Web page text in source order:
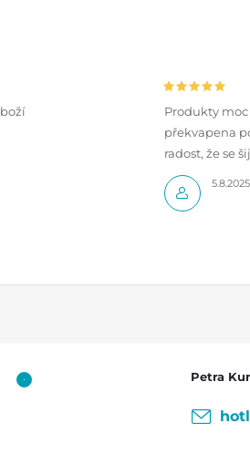
5.8.2025
Produkty
překvapena
radost, že se
Petra